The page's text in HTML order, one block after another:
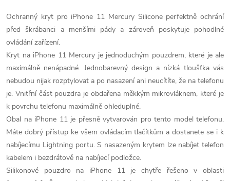
Ochranný kryt pro iPhone 11 Mercury Silicone perfektně ochrání
před škrábanci a menšími pády a zároveň poskytuje pohodlné
ovládání zařízení.
Kryt na iPhone 11 Mercury je jednoduchým pouzdrem, které je ale
maximálně nenápadné. Jednobarevný design a nízká tloušťka vás
nebudou nijak rozptylovat a po nasazení ani neucítíte, že na telefonu
je. Vnitřní část pouzdra je obdařena měkkým mikrovláknem, které je
k povrchu telefonu maximálně ohleduplné.
Obal na iPhone 11 je přesně vytvarován pro tento model telefonu.
Máte dobrý přístup ke všem ovládacím tlačítkům a dostanete se i k
nabíjecímu Lightning portu. S nasazeným krytem lze nabíjet telefon
kabelem i bezdrátově na nabíjecí podložce.
Silikonové pouzdro na iPhone 11 je chytře řešeno v oblasti